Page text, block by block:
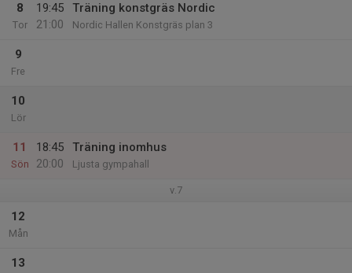
8
Tor
19:45
21:00
Träning konstgräs Nordic
Nordic Hallen Konstgräs plan 3
9
Fre
10
Lör
11
Sön
18:45
20:00
Träning inomhus
Ljusta gympahall
v.7
12
Mån
13